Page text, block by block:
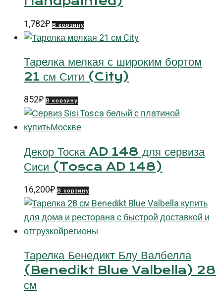
1,782₽ В корзину
Тарелка мелкая с широким бортом
21 см Сити (City)
852₽ В корзину
Декор Тоска AD 148 для сервиза
Сиси (Tosca AD 148)
16,200₽ В корзину
Тарелка Бенедикт Блу Валбелла
(Benedikt Blue Valbella) 28
см